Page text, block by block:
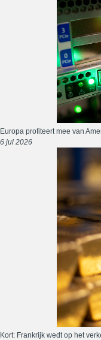
Europa profiteert mee van
6 jul 2026
Kort: Frankrijk wedt op het